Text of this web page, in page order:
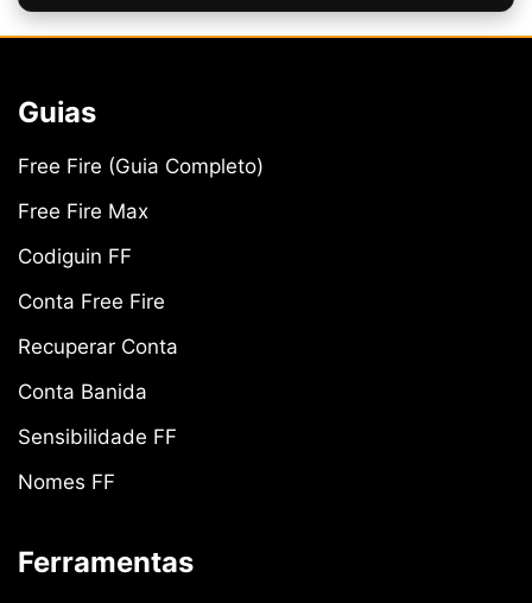
Guias
Free Fire (Guia Completo)
Free Fire Max
Codiguin FF
Conta Free Fire
Recuperar Conta
Conta Banida
Sensibilidade FF
Nomes FF
Ferramentas